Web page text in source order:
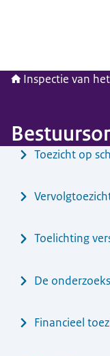
Inspectie van
MenuToezicht op
Toelichting
De
Financieel